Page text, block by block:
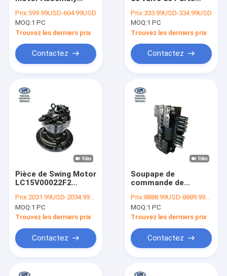
LQ15V00015R100 de
Sk250-8 Kobelco
Prix:599.99USD-604.99USD
MOQ:1 PC
Trouvez les derniers prix
Contactez
d'excavatrice de
SK135SR-2 SK130-8
Prix:333.99USD-334.99USD
MOQ:1 PC
Trouvez les derniers prix
Contactez
Pièce de Swing Motor
LC15V00022F2
SK330-8 SK350-8
d'excavatrice
Prix:2031.99USD-2034.99USD
MOQ:1 PC
Trouvez les derniers prix
Contactez
Soupape de
commande de
KOBELCO Assy
Original For SK75-8
Prix:8888.99USD-8889.99USD
MOQ:1 PC
Trouvez les derniers prix
Contactez